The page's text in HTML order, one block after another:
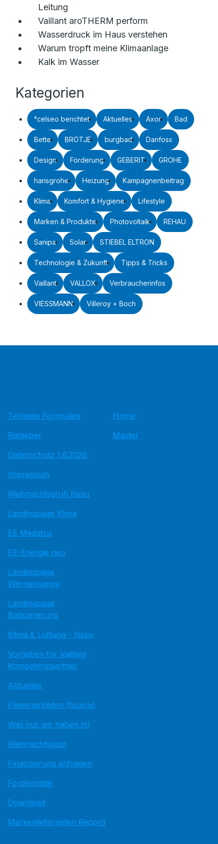
Leitung
Vaillant aroTHERM perform
Wasserdruck im Haus verstehen
Warum tropft meine Klimaanlage
Kalk im Wasser
Kategorien
°celseo berichtet Aktuelles Axor Bad
Bette BRÖTJE burgbad Danfoss
Design Förderung GEBERIT GROHE
hansgrohe Heizung Kampagnenbeitrag
Klima Komfort & Hygiene Lifestyle
Marken & Produkte Photovoltaik REHAU
Sanipa Solar STIEBEL ELTRON
Technologie & Zukunft Tipps & Tricks
Vaillant VALLOX Verbraucherinfos
VIESSMANN Villeroy + Boch
Testseite Formulare
Ratgeber
Datenschutz 1.6.2026
Impressum
Weihnachtsgruß hissu
Landingpage Klima
EE Medatsu
EE-Energie neu
Landingpage
Wärmepumpe
Landingpage
Badsanierung
Klima & Lüftung - hissu
Vorgaben für Vaillant
Kompetenzpartner
Aktuelles
Fliesenarbeiten (toujou)
Was nur wir haben HI
Weihnachtspost
Finanzierung anfragen
Fördermittel
Download
Markenlieferanten Record
Home
Master